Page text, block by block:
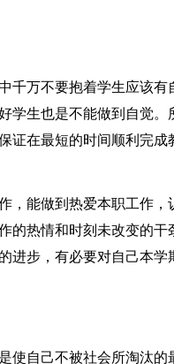
千万不要抱着学生应该有
学生也是不能做到自觉。
在最短的时间顺利完成
，能做到热爱本职工作，
的热情和时刻未改变的干
进步，有必要对自己本学
使自己不被社会所淘汰的